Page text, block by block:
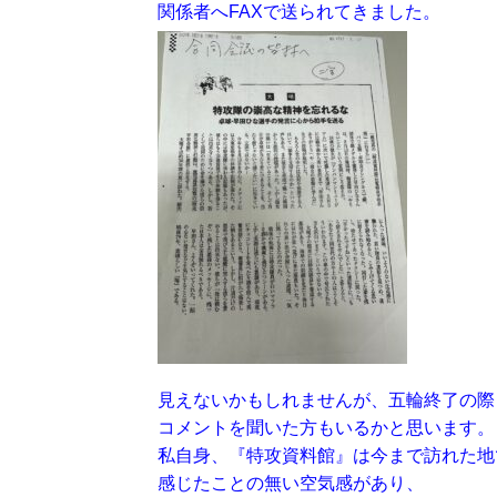
関係者へFAXで送られてきました。
見えないかもしれませんが、五輪終了の際
コメントを聞いた方もいるかと思います。
私自身、『特攻資料館』は今まで訪れた
感じたことの無い空気感があり、